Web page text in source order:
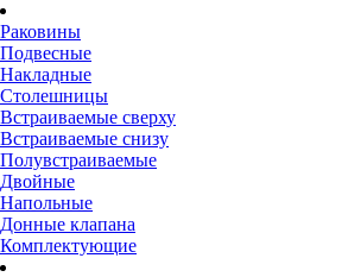
Раковины
Подвесные
Накладные
Столешницы
Встраиваемые сверху
Встраиваемые снизу
Полувстраиваемые
Двойные
Напольные
Донные клапана
Комплектующие